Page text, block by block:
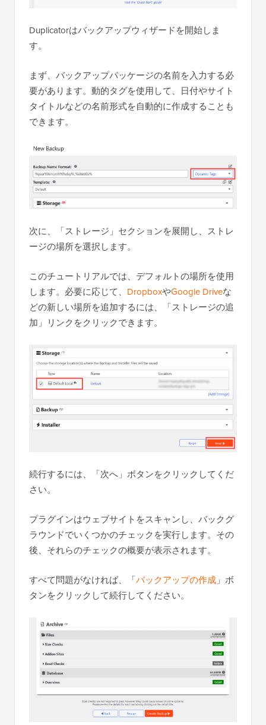
Duplicatorはバックアップウィザードを開始しま
す。
まず、バックアップパッケージの名前を入力する必
要があります。動的タグを使用して、日付やサイト
タイトルなどの名前形式を自動的に作成することも
できます。
次に、「ストレージ」セクションを展開し、ストレ
ージの場所を選択します。
このチュートリアルでは、デフォルトの場所を使用
します。必要に応じて、 DropboxやGoogle Driveな
どの新しい場所を追加するには、「ストレージの追
加」リンクをクリックできます。
続行するには、「次へ」ボタンをクリックしてくだ
さい。
プラグインはウェブサイトをスキャンし、バックグ
ラウンドでいくつかのチェックを実行します。その
後、それらのチェックの概要が表示されます。
すべて問題がなければ、「バックアップの作成」ボ
タンをクリックして続行してください。